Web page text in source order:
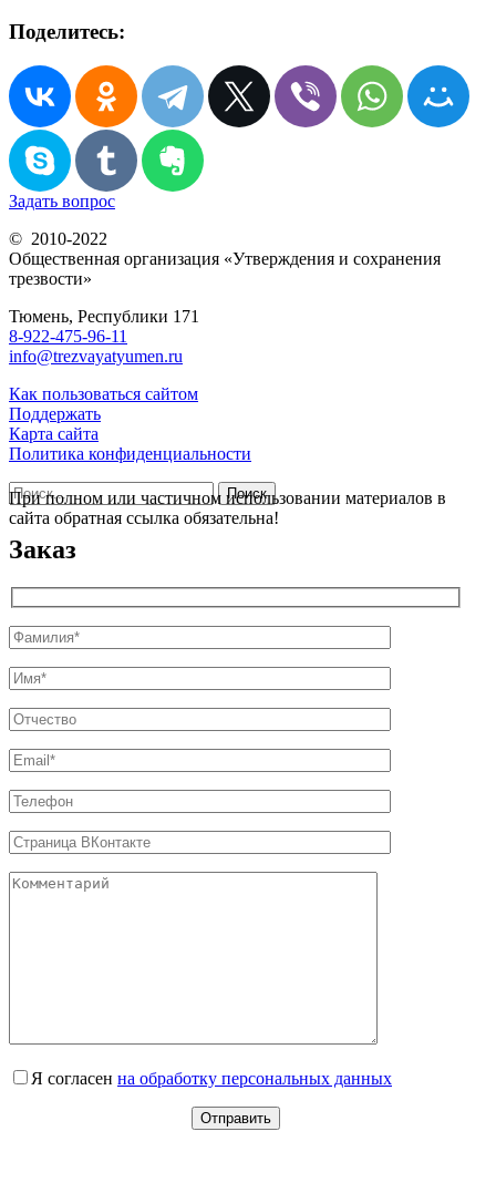
Поделитесь:
Задать вопрос
© 2010-2022
Общественная организация «Утверждения и сохранения
трезвости»
Тюмень, Республики 171
8-922-475-96-11
info@trezvayatyumen.ru
Как пользоваться сайтом
Поддержать
Карта сайта
Политика конфиденциальности
Найти:
При полном или частичном использовании материалов в
сайта обратная ссылка обязательна!
Заказ
Я согласен на обработку персональных данных